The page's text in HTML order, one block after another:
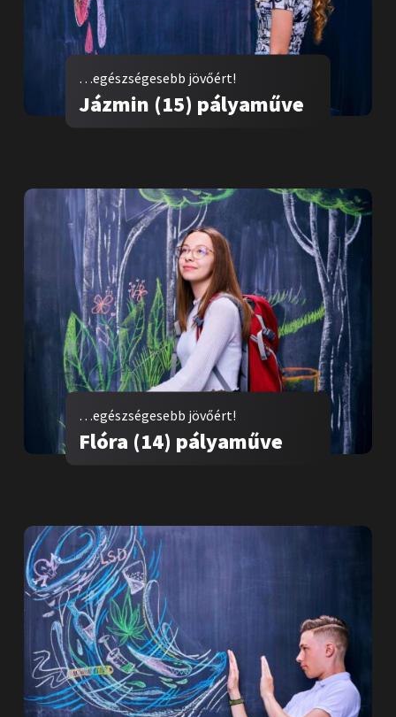
…egészségesebb jövőért!
Jázmin (15) pályaműve
…egészségesebb jövőért!
Flóra (14) pályaműve